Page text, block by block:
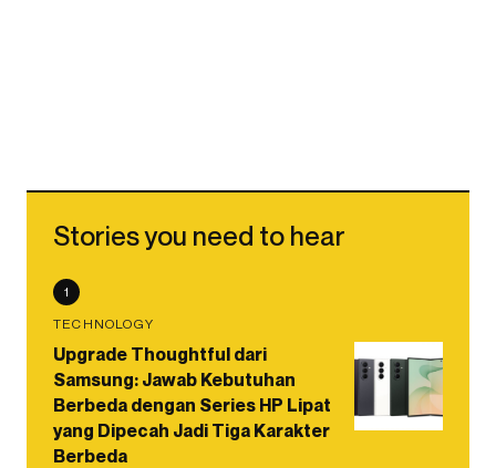
Stories you need to hear
1
TECHNOLOGY
Upgrade Thoughtful dari
Samsung: Jawab Kebutuhan
Berbeda dengan Series HP Lipat
yang Dipecah Jadi Tiga Karakter
Berbeda